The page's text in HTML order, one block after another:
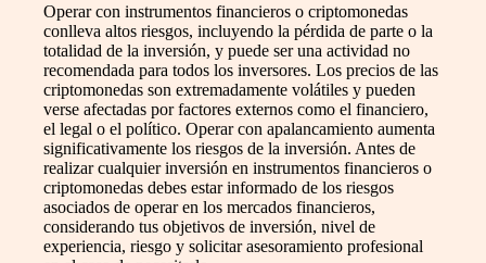
Operar con instrumentos financieros o criptomonedas
conlleva altos riesgos, incluyendo la pérdida de parte o la
totalidad de la inversión, y puede ser una actividad no
recomendada para todos los inversores. Los precios de las
criptomonedas son extremadamente volátiles y pueden
verse afectadas por factores externos como el financiero,
el legal o el político. Operar con apalancamiento aumenta
significativamente los riesgos de la inversión. Antes de
realizar cualquier inversión en instrumentos financieros o
criptomonedas debes estar informado de los riesgos
asociados de operar en los mercados financieros,
considerando tus objetivos de inversión, nivel de
experiencia, riesgo y solicitar asesoramiento profesional